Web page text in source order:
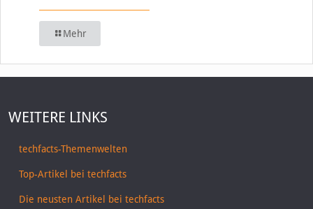
Mehr
WEITERE LINKS
techfacts-Themenwelten
Top-Artikel bei techfacts
Die neusten Artikel bei techfacts